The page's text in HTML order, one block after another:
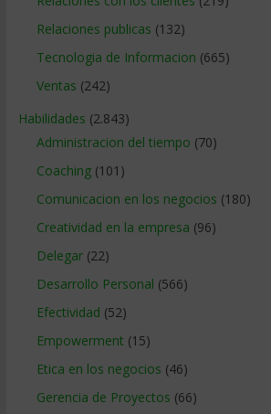
Relaciones publicas (132)
Tecnologia de Informacion (665)
Ventas (242)
Habilidades (2.843)
Administracion del tiempo (70)
Coaching(101)
Comunicacion en los negocios (180)
Creatividad en la empresa (96)
Delegar(22)
Desarrollo Personal (566)
Efectividad (52)
Empowerment (15)
Etica en los negocios (46)
Gerencia de Proyectos (66)